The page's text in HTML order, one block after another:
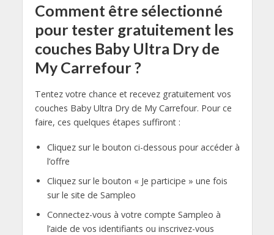
Comment être sélectionné
pour tester gratuitement les
couches Baby Ultra Dry de
My Carrefour ?
Tentez votre chance et recevez gratuitement vos
couches Baby Ultra Dry de My Carrefour. Pour ce
faire, ces quelques étapes suffiront :
Cliquez sur le bouton ci-dessous pour accéder à
l’offre
Cliquez sur le bouton « Je participe » une fois
sur le site de Sampleo
Connectez-vous à votre compte Sampleo à
l’aide de vos identifiants ou inscrivez-vous